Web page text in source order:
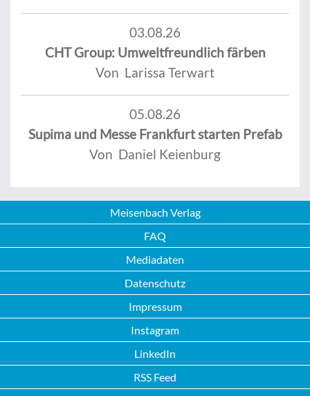
03.08.26
CHT Group: Umweltfreundlich färben
Von Larissa Terwart
05.08.26
Supima und Messe Frankfurt starten Prefab
Von Daniel Keienburg
Meisenbach Verlag
FAQ
Mediadaten
Datenschutz
Impressum
Instagram
LinkedIn
RSS Feed